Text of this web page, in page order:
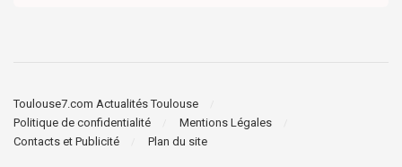
Toulouse7.com Actualités Toulouse
Politique de confidentialité
Mentions Légales
Contacts et Publicité
Plan du site